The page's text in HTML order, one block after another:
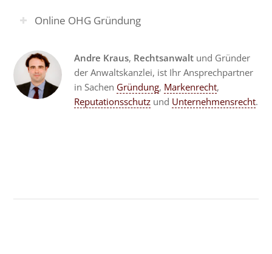
Online OHG Gründung
Andre Kraus, Rechtsanwalt und Gründer
der Anwaltskanzlei, ist Ihr Ansprechpartner
in Sachen Gründung, Markenrecht,
Reputationsschutzund Unternehmensrecht.